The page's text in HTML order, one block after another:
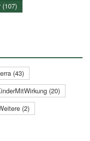
(107)
(43)
(20)
(2)